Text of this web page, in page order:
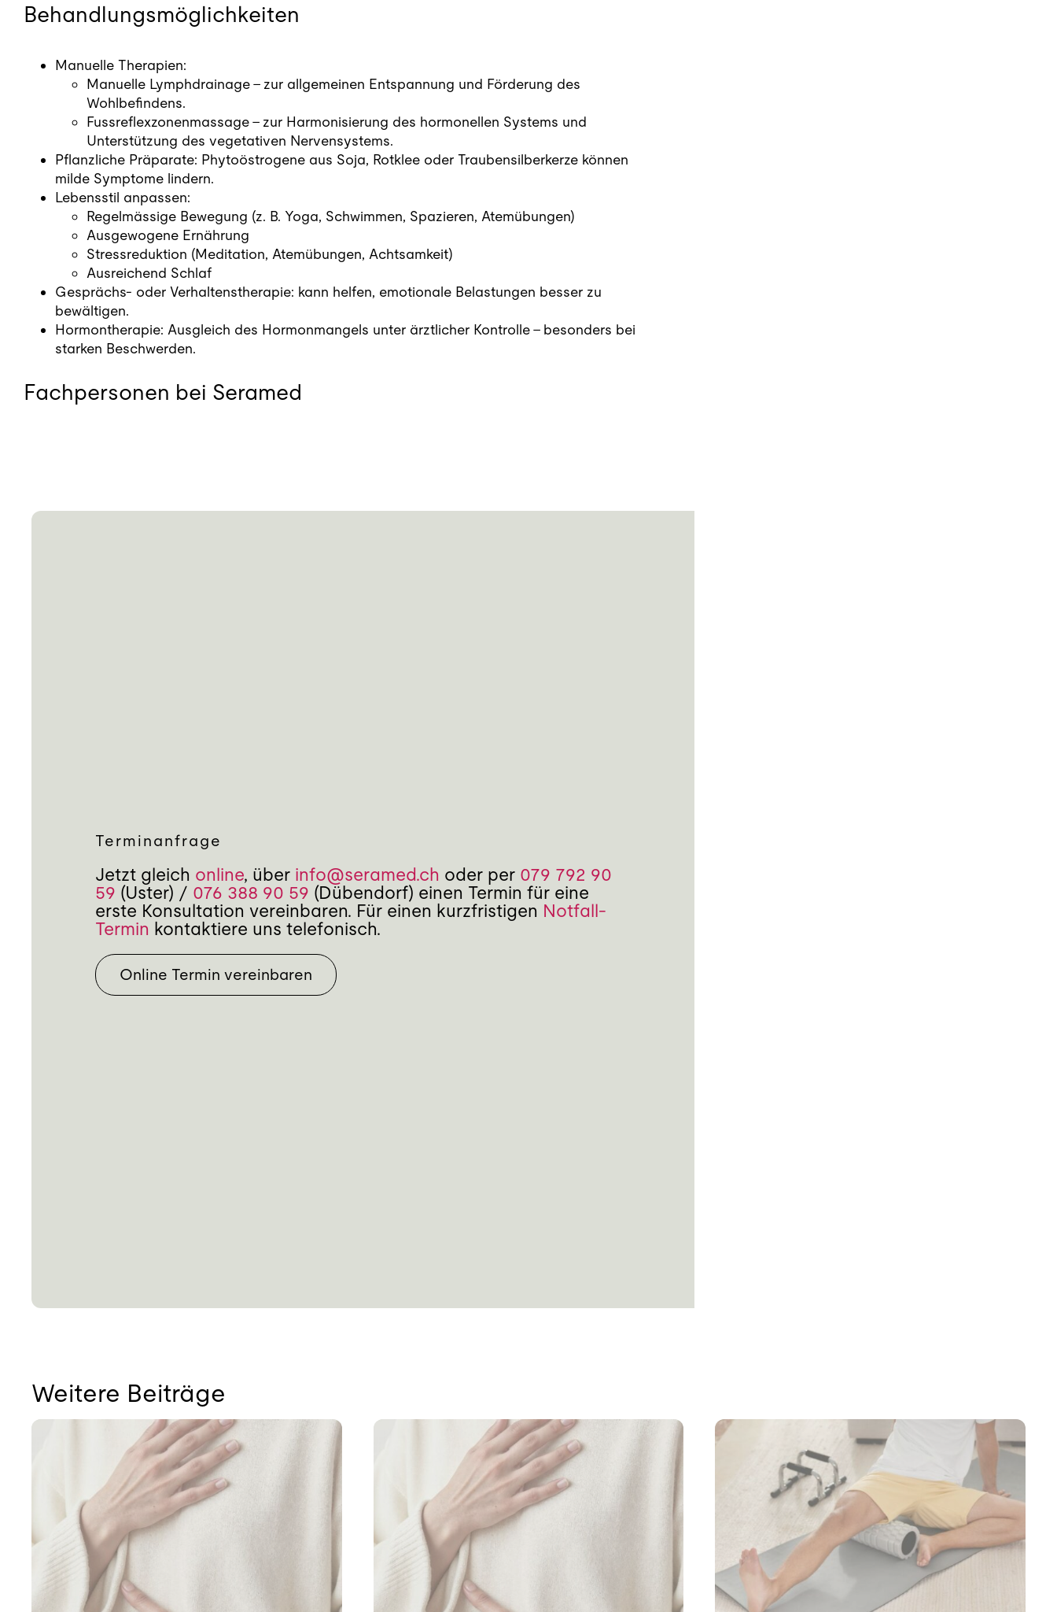
Behandlungsmöglichkeiten
Manuelle Therapien:
Manuelle Lymphdrainage – zur allgemeinen Entspannung und Förderung des
Wohlbefindens.
Fussreflexzonenmassage – zur Harmonisierung des hormonellen Systems und
Unterstützung des vegetativen Nervensystems.
Pflanzliche Präparate: Phytoöstrogene aus Soja, Rotklee oder Traubensilberkerze können
milde Symptome lindern.
Lebensstil anpassen:
Regelmässige Bewegung (z. B. Yoga, Schwimmen, Spazieren, Atemübungen)
Ausgewogene Ernährung
Stressreduktion (Meditation, Atemübungen, Achtsamkeit)
Ausreichend Schlaf
Gesprächs- oder Verhaltenstherapie: kann helfen, emotionale Belastungen besser zu
bewältigen.
Hormontherapie: Ausgleich des Hormonmangels unter ärztlicher Kontrolle – besonders bei
starken Beschwerden.
Fachpersonen bei Seramed
Terminanfrage
Jetzt gleich online, über info@seramed.ch oder per 079 792 90
59 (Uster) / 076 388 90 59 (Dübendorf) einen Termin für eine
erste Konsultation vereinbaren. Für einen kurzfristigen Notfall-
Termin kontaktiere uns telefonisch.
Online Termin vereinbaren
Weitere Beiträge